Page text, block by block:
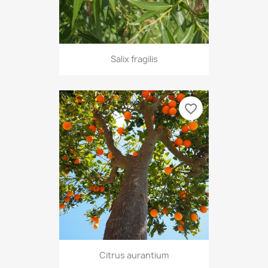
Salix fragilis
Citrus aurantium
favorite_border